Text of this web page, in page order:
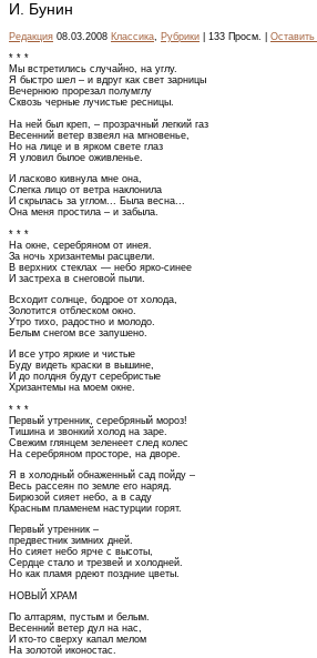
И. Бунин
Редакция 08.03.2008 Классика, Рубрики | 133 Просм. | Оставить
* * *
Мы встретились случайно, на углу.
Я быстро шел – и вдруг как свет зарницы
Вечернюю прорезал полумглу
Сквозь черные лучистые ресницы.
На ней был креп, – прозрачный легкий газ
Весенний ветер взвеял на мгновенье,
Но на лице и в ярком свете глаз
Я уловил былое оживленье.
И ласково кивнула мне она,
Слегка лицо от ветра наклонила
И скрылась за углом... Была весна...
Она меня простила – и забыла.
* * *
На окне, серебряном от инея.
За ночь хризантемы расцвели.
В верхних стеклах — небо ярко-синее
И застреха в снеговой пыли.
Всходит солнце, бодрое от холода,
Золотится отблеском окно.
Утро тихо, радостно и молодо.
Белым снегом все запушено.
И все утро яркие и чистые
Буду видеть краски в вышине,
И до полдня будут серебристые
Хризантемы на моем окне.
* * *
Первый утренник, серебряный мороз!
Тишина и звонкий холод на заре.
Свежим глянцем зеленеет след колес
На серебряном просторе, на дворе.
Я в холодный обнаженный сад пойду –
Весь рассеян по земле его наряд.
Бирюзой сияет небо, а в саду
Красным пламенем настурции горят.
Первый утренник –
предвестник зимних дней.
Но сияет небо ярче с высоты,
Сердце стало и трезвей и холодней.
Но как пламя рдеют поздние цветы.
НОВЫЙ ХРАМ
По алтарям, пустым и белым.
Весенний ветер дул на нас,
И кто-то сверху капал мелом
На золотой иконостас.